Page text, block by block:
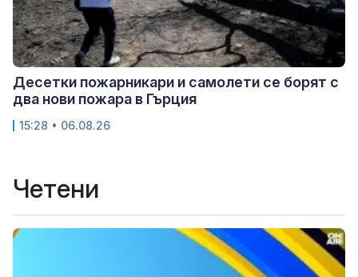
Десетки пожарникари и самолети се борят с
два нови пожара в Гърция
15:28 • 06.08.26
Четени